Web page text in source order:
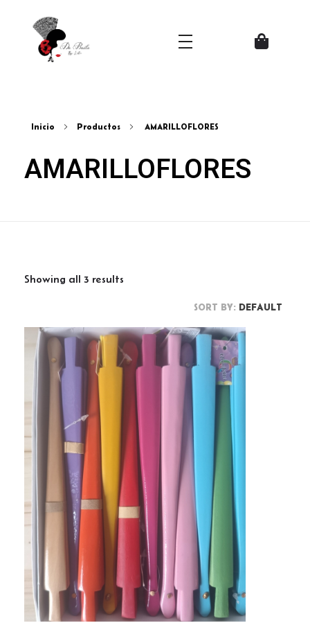
Inicio Productos AMARILLOFLORES
AMARILLOFLORES
Showing all 3 results
SORT BY: DEFAULT